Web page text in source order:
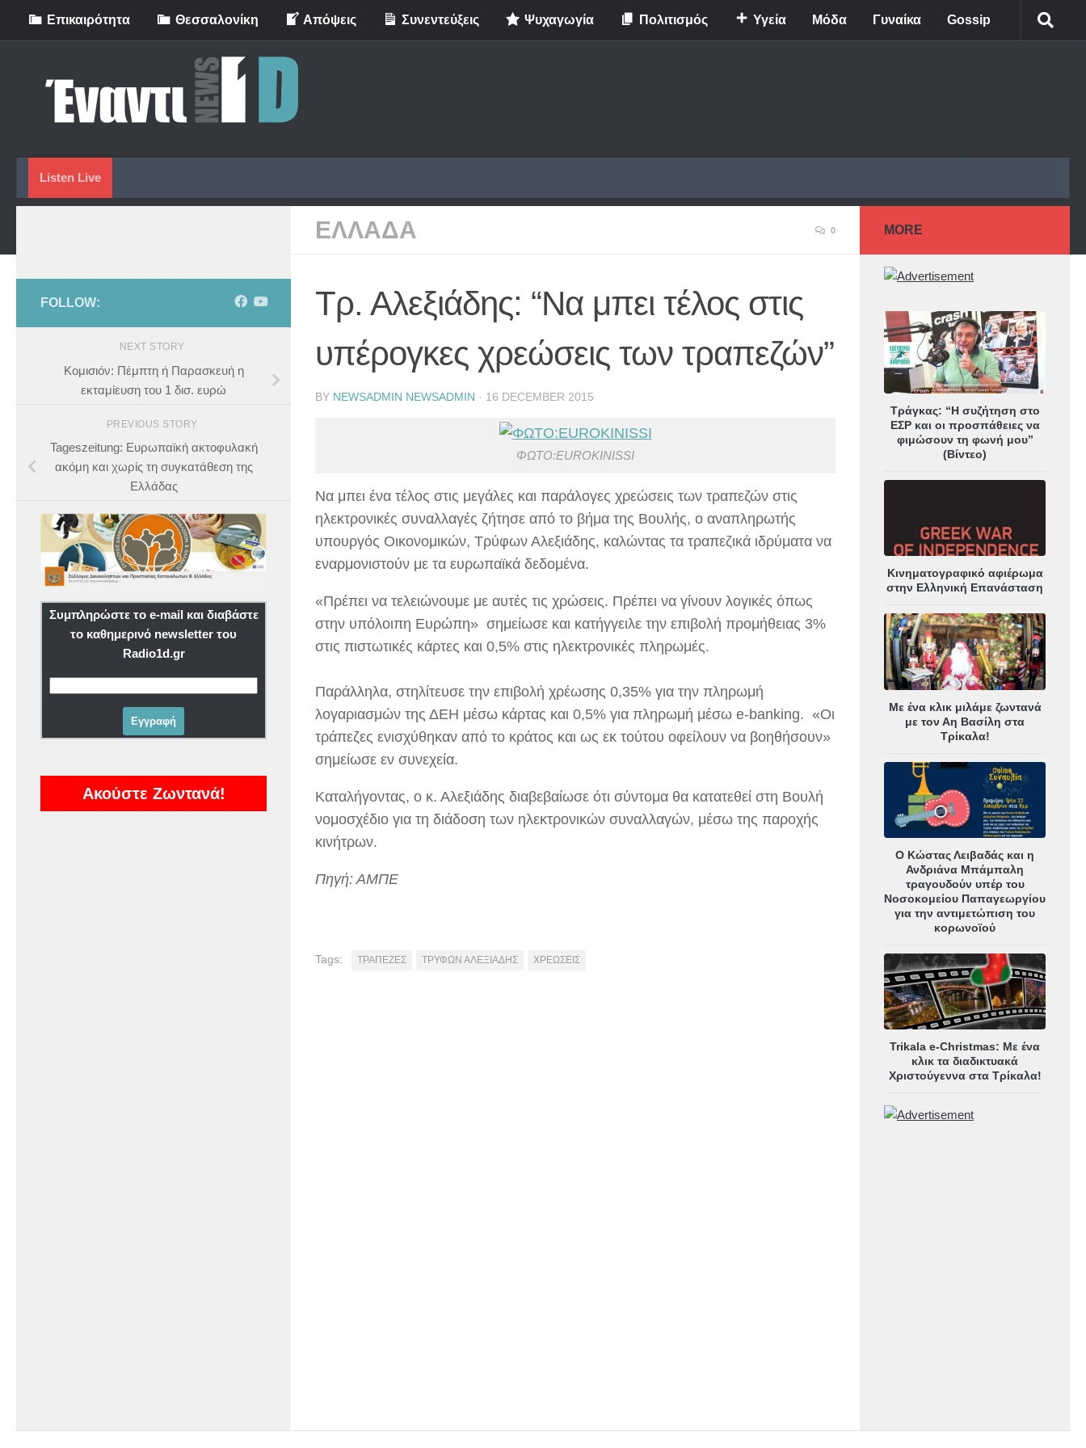
Skip to content
Eπικαιρότητα Θεσσαλονίκη Απόψεις Συνεντεύξεις Ψυχαγωγία Πολιτισμός Υγεία Μόδα Γυναίκα Gossip
Listen Live
ΕΛΛΑΔΑ 0
Τρ. Αλεξιάδης: “Να μπει τέλος στις
υπέρογκες χρεώσεις των τραπεζών”
BY NEWSADMIN NEWSADMIN · 16 DECEMBER 2015
ΦΩΤΟ:EUROKINISSΙ
Να μπει ένα τέλος στις μεγάλες και παράλογες χρεώσεις των τραπεζών στις
ηλεκτρονικές συναλλαγές ζήτησε από το βήμα της Βουλής, ο αναπληρωτής
υπουργός Οικονομικών, Τρύφων Αλεξιάδης, καλώντας τα τραπεζικά ιδρύματα να
εναρμονιστούν με τα ευρωπαϊκά δεδομένα.
«Πρέπει να τελειώνουμε με αυτές τις χρώσεις. Πρέπει να γίνουν λογικές όπως
στην υπόλοιπη Ευρώπη» σημείωσε και κατήγγειλε την επιβολή προμήθειας 3%
στις πιστωτικές κάρτες και 0,5% στις ηλεκτρονικές πληρωμές.
Παράλληλα, στηλίτευσε την επιβολή χρέωσης 0,35% για την πληρωμή
λογαριασμών της ΔΕΗ μέσω κάρτας και 0,5% για πληρωμή μέσω e-banking. «Οι
τράπεζες ενισχύθηκαν από το κράτος και ως εκ τούτου οφείλουν να βοηθήσουν»
σημείωσε εν συνεχεία.
Καταλήγοντας, ο κ. Αλεξιάδης διαβεβαίωσε ότι σύντομα θα κατατεθεί στη Βουλή
νομοσχέδιο για τη διάδοση των ηλεκτρονικών συναλλαγών, μέσω της παροχής
κινήτρων.
Πηγή: ΑΜΠΕ
Tags: ΤΡΑΠΕΖΕΣ ΤΡΥΦΩΝ ΑΛΕΞΙΑΔΗΣ ΧΡΕΩΣΕΙΣ
FOLLOW:
NEXT STORY
Κομισιόν: Πέμπτη ή Παρασκευή η
εκταμίευση του 1 δισ. ευρώ
PREVIOUS STORY
Tageszeitung: Ευρωπαϊκή ακτοφυλακή
ακόμη και χωρίς τη συγκατάθεση της
Ελλάδας
Συμπληρώστε το e-mail και διαβάστε
το καθημερινό newsletter του
Radio1d.gr
Ακούστε Ζωντανά!
MORE
Τράγκας: “Η συζήτηση στο
ΕΣΡ και οι προσπάθειες να
φιμώσουν τη φωνή μου”
(Βίντεο)
Κινηματογραφικό αφιέρωμα
στην Ελληνική Επανάσταση
Με ένα κλικ μιλάμε ζωντανά
με τον Αη Βασίλη στα
Τρίκαλα!
Ο Κώστας Λειβαδάς και η
Ανδριάνα Μπάμπαλη
τραγουδούν υπέρ του
Νοσοκομείου Παπαγεωργίου
για την αντιμετώπιση του
κορωνοϊού
Trikala e-Christmas: Με ένα
κλικ τα διαδικτυακά
Χριστούγεννα στα Τρίκαλα!